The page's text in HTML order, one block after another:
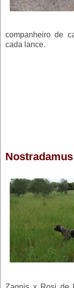
companheiro de
cada lance.